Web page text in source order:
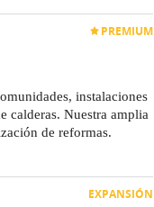
PREMIUM
instalaciones
calderas. Nuestra amplia
de reformas.
EXPANSIÓN